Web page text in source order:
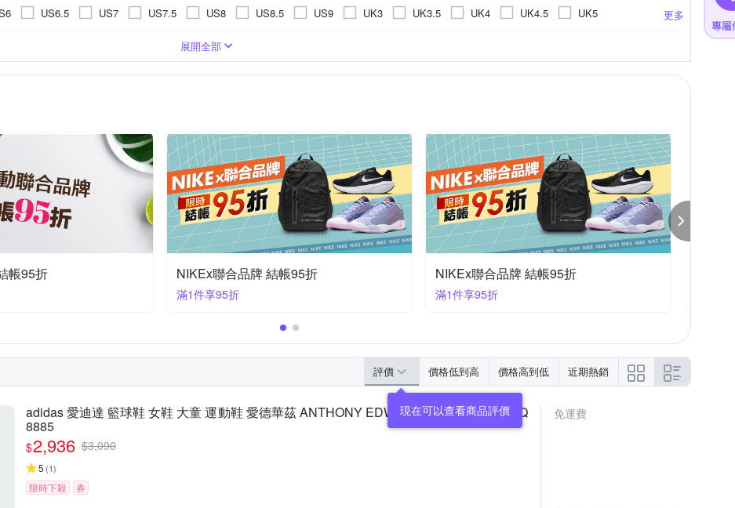
更多
US6.5 US7 US7.5 US8 US8.5 US9 UK3 UK3.5 UK4 UK4.5
UK5
UK8.5
20cm 20.5cm 21cm 21.5cm 22cm 23.5cm
展開全部
帳95折 NIKEx聯合品牌 結帳95折
滿1件享95折
NIKEx聯合品牌 結帳95折
滿1件享95折
評價 價格低到高 價格高到低 近期熱銷
現在可以查看商品評價
adidas 愛迪達 籃球鞋 女鞋 大童 運動鞋 愛德華茲 ANTHONY EDWARDS 1 J LOW 銀黑 JQ
8885
$2,936 $3,090
5 (1)
限時下殺 券
免運費